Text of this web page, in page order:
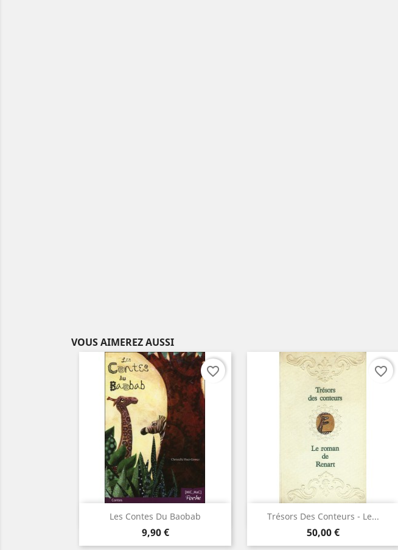
VOUS AIMEREZ AUSSI
Les Contes Du Baobab
Prix
9,90 €
Aperçu rapide
favorite_border
Trésors Des Conteurs - Le...
Prix
50,00 €
Aperçu rapide
favorite_border